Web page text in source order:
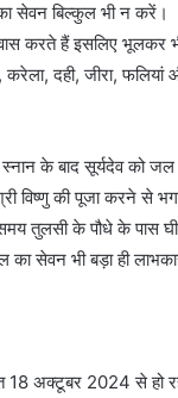
सेवन बिल्कुल भी न करें।
करते हैं इसलिए भूलकर
करेला, दही, जीरा,
के बाद सूर्यदेव को जल
विष्णु की पूजा करने से
तुलसी के पौधे के पास
सेवन भी बड़ा ही
अक्टूबर 2024 से हो